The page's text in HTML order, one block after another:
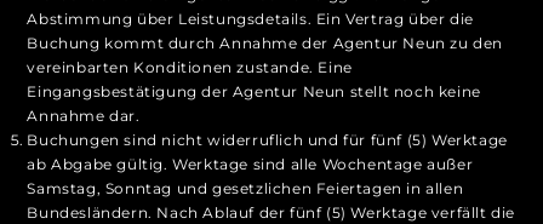
Abstimmung über Leistungsdetails. Ein Vertrag über die
Buchung kommt durch Annahme der Agentur Neun zu den
vereinbarten Konditionen zustande. Eine
Eingangsbestätigung der Agentur Neun stellt noch keine
Annahme dar.
Buchungen sind nicht widerruflich und für fünf (5) Werktage
ab Abgabe gültig. Werktage sind alle Wochentage außer
Samstag, Sonntag und gesetzlichen Feiertagen in allen
Bundesländern. Nach Ablauf der fünf (5) Werktage verfällt die